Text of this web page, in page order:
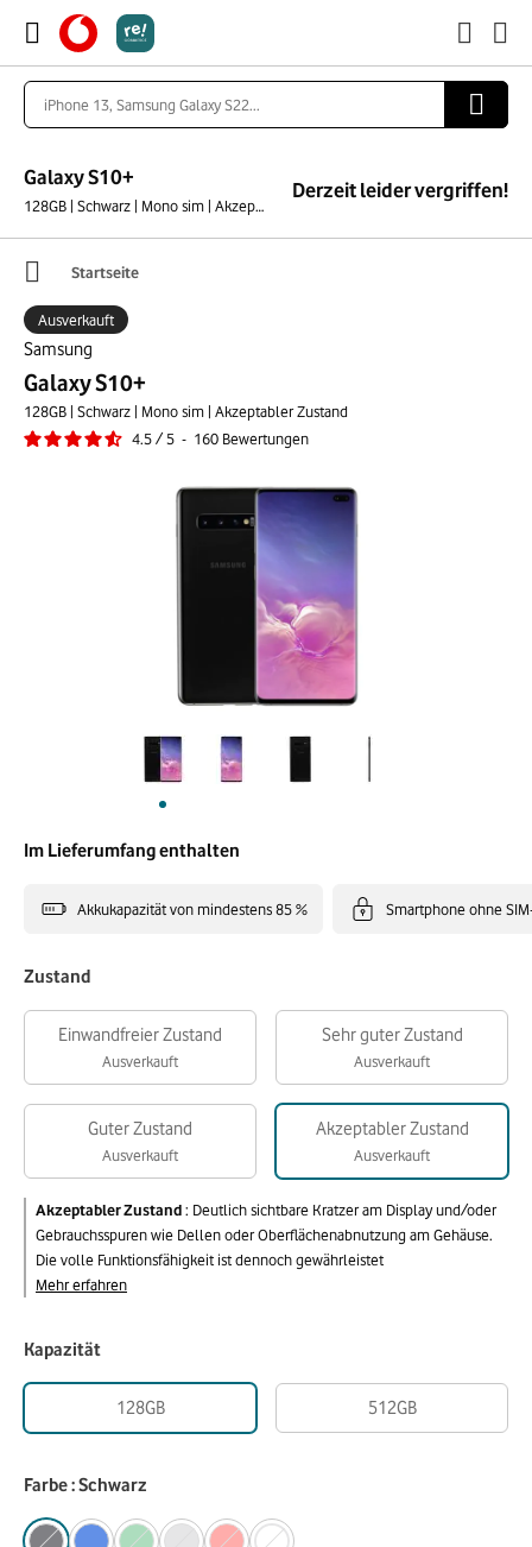
Galaxy S10+
128GB | Schwarz | Mono sim | Akzeptabler Zustand
Derzeit leider vergriffen!
Startseite
Samsung
Galaxy S10+
128GB | Schwarz | Mono sim | Akzeptabler Zustand
4.5/5 - 160 Bewertungen
Ausverkauft
Im Lieferumfang enthalten
Akkukapazität von mindestens 85 % Smartphone ohne
Zustand
Einwandfreier Zustand
Ausverkauft
Sehr guter Zustand
Ausverkauft
Guter Zustand
Ausverkauft
Akzeptabler Zustand
Ausverkauft
Akzeptabler Zustand: Deutlich sichtbare Kratzer am Display und/oder
Gebrauchsspuren wie Dellen oder Oberflächenabnutzung am Gehäuse.
Die volle Funktionsfähigkeit ist dennoch gewährleistet
Mehr erfahren
Kapazität
128GB 512GB
Farbe : Schwarz